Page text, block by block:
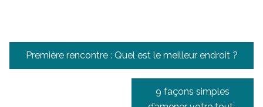
Navigation
de
Première rencontre : Quel est le meilleur endroit ?
9 façons simples